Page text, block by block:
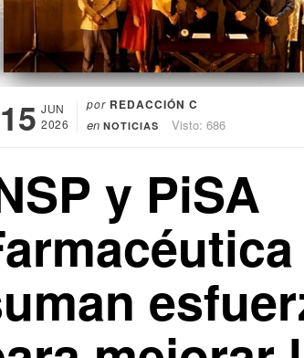
15 JUN
2026
por REDACCIÓN C
en NOTICIAS Visto: 686
y PiSA